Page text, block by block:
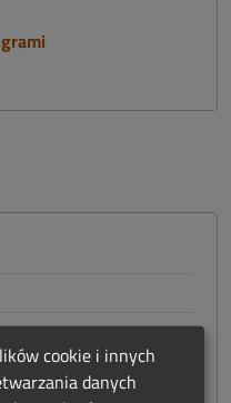
cookie i innych
danych